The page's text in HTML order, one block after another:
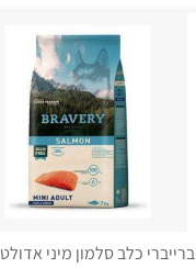
ברייברי כלב סלמון מיני אדולט 7 ק''ג